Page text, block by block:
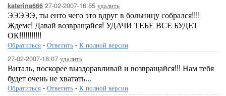
katerina666 27-02-2007-16:55 удалить
ЭЭЭЭЭ, ты енто чего это вдруг в больницу собрался!!!!
Ждемс! Давай возвращайся! УДАЧИ ТЕБЕ ВСЕ БУДЕТ
ОК!!!!!!!!!!!
Обратиться - Ответить - К полной версии
27-02-2007-18:07 удалить
Виталь, поскорее выздоравливай и возвращайся!!! Нам тебя
будет очень не хватать...
Обратиться - Ответить - К полной версии